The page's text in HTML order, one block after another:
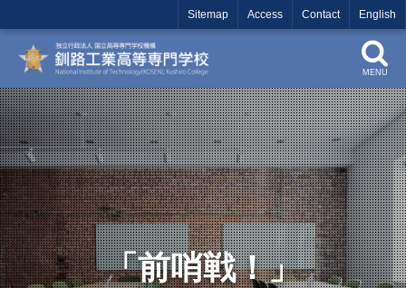
Sitemap Access Contact English
MENU
「前哨戦！」